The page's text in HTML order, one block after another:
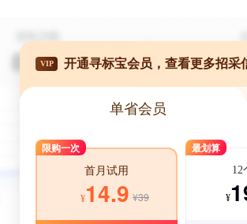
VIP 开通寻标宝会员，查看更多招采
单省会员
限购一次
首月试用
¥14.9 ¥39
最划算
12
¥